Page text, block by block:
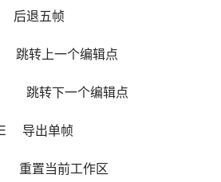
后退五帧
跳转上一个编辑点
跳转下一个编辑点
导出单帧
重置当前工作区